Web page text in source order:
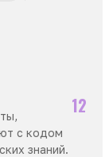
с кодом
знаний.
12